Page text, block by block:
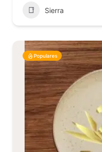
Sierra
Populares